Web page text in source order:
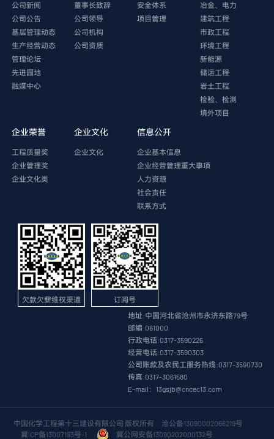
公司新闻
公司公告
基层管理动态
生产经营动态
管理论坛
先进园地
融媒中心
董事长致辞
公司领导
公司机构
公司资质
安全体系
项目管理
冶金、电力
建筑工程
市政工程
环境工程
新能源
储运工程
岩土工程
检验、检测
境外项目
企业荣誉
工程质量奖
企业管理奖
企业文化类
企业文化
企业文化
信息公开
企业基本信息
企业经营管理重大事项
人力资源
社会责任
联系方式
欠款欠薪维权渠道
订阅号
地址:中国河北省沧州市永济东路79号
邮编:061000
行政电话:0317-3590226
经营电话:0317-3590303
公司账款及农民工服务热线:0317-3590730
传真:0317-3061580
E-mail：13gsjb@cncec13.com
中国化学工程第十三建设有限公司 版权所有
沧公备13090002066219号
冀ICP备13007193号-1
冀公网安备13090202000132号